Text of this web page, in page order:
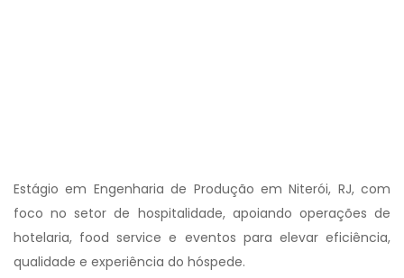
Estágio em Engenharia de Produção em Niterói, RJ, com
foco no setor de hospitalidade, apoiando operações de
hotelaria, food service e eventos para elevar eficiência,
qualidade e experiência do hóspede.